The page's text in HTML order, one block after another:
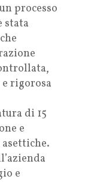
processo
stata
rigorosa
di 15
e
e